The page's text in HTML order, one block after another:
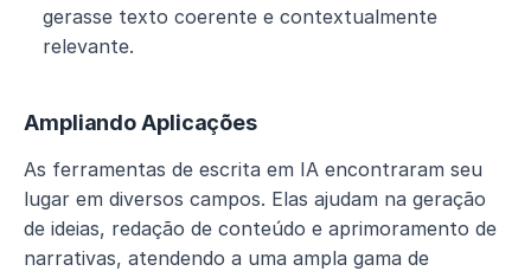
gerasse texto coerente e contextualmente
relevante.
Ampliando Aplicações
As ferramentas de escrita em IA encontraram seu
lugar em diversos campos. Elas ajudam na geração
de ideias, redação de conteúdo e aprimoramento de
narrativas, atendendo a uma ampla gama de